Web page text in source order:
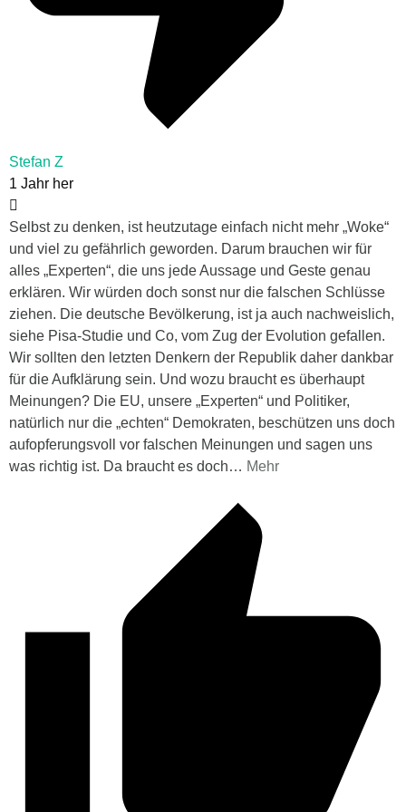
Stefan Z
1 Jahr her
Selbst zu denken, ist heutzutage einfach nicht mehr „Woke“
und viel zu gefährlich geworden. Darum brauchen wir für
alles „Experten“, die uns jede Aussage und Geste genau
erklären. Wir würden doch sonst nur die falschen Schlüsse
ziehen. Die deutsche Bevölkerung, ist ja auch nachweislich,
siehe Pisa-Studie und Co, vom Zug der Evolution gefallen.
Wir sollten den letzten Denkern der Republik daher dankbar
für die Aufklärung sein. Und wozu braucht es überhaupt
Meinungen? Die EU, unsere „Experten“ und Politiker,
natürlich nur die „echten“ Demokraten, beschützen uns doch
aufopferungsvoll vor falschen Meinungen und sagen uns
was richtig ist. Da braucht es doch… Mehr